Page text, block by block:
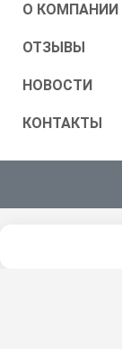
О КОМПАНИИ
ОТЗЫВЫ
НОВОСТИ
КОНТАКТЫ